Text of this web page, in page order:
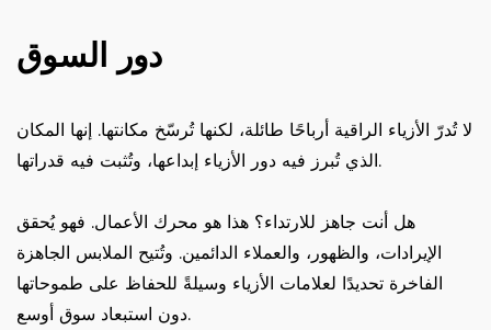
دور السوق
لا تُدرّ الأزياء الراقية أرباحًا طائلة، لكنها تُرسّخ مكانتها. إنها المكان
الذي تُبرز فيه دور الأزياء إبداعها، وتُثبت فيه قدراتها.
هل أنت جاهز للارتداء؟ هذا هو محرك الأعمال. فهو يُحقق
الإيرادات، والظهور، والعملاء الدائمين. وتُتيح الملابس الجاهزة
الفاخرة تحديدًا لعلامات الأزياء وسيلةً للحفاظ على طموحاتها
دون استبعاد سوق أوسع.